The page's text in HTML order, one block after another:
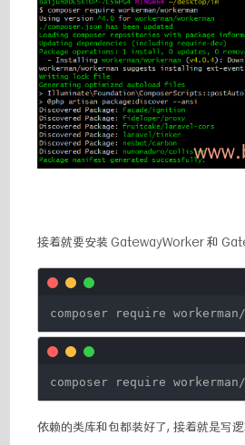
接着就要安装 GatewayWorker 和
composer require workerman
composer require workerman
依赖的类库和包都装好了, 接着就是写